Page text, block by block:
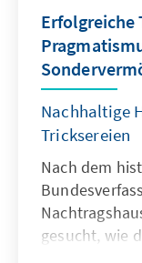
Erfolgreiche
Nachhaltige
Tricksereien
Nach dem
gesucht, wie